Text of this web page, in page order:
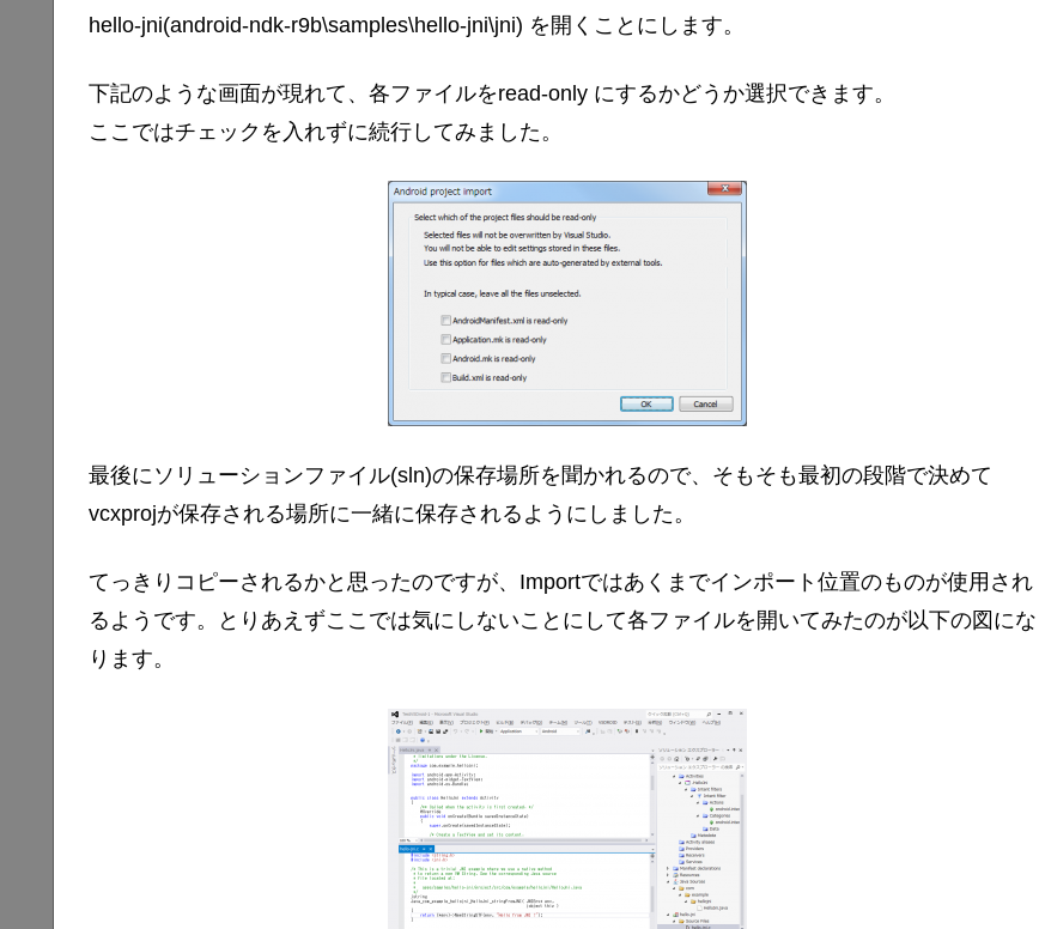
hello-jni(android-ndk-r9b\samples\hello-jni\jni) を開くことにします。
下記のような画面が現れて、各ファイルをread-only にするかどうか選択できます。
ここではチェックを入れずに続行してみました。
最後にソリューションファイル(sln)の保存場所を聞かれるので、そもそも最初の段階で決めて
vcxprojが保存される場所に一緒に保存されるようにしました。
てっきりコピーされるかと思ったのですが、Importではあくまでインポート位置のものが使用され
るようです。とりあえずここでは気にしないことにして各ファイルを開いてみたのが以下の図にな
ります。